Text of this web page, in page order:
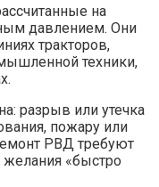
на
давлением. Они
тракторов,
техники,
разрыв или утечка
пожару или
РВД требуют
желания «быстро